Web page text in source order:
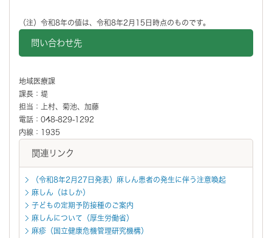
（注）令和8年の値は、令和8年2月15日時点のものです。
問い合わせ先
地域医療課
課長：堤
担当：上村、菊池、加藤
電話：048-829-1292
内線：1935
関連リンク
（令和8年2月27日発表）麻しん患者の発生に伴う注意喚起
麻しん（はしか）
子どもの定期予防接種のご案内
麻しんについて（厚生労働省）
麻疹（国立健康危機管理研究機構）